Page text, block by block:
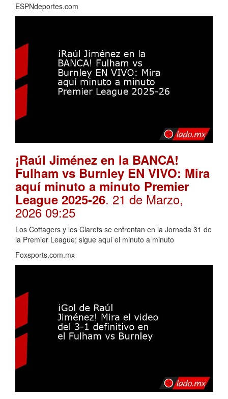
ESPNdeportes.com
¡Raúl Jiménez en la BANCA!
Fulham vs Burnley EN VIVO: Mira
aquí minuto a minuto Premier
League 2025-26. 21 de Marzo,
2026 09:25
Los Cottagers y los Clarets se enfrentan en la Jornada 31 de
la Premier League; sigue aquí el minuto a minuto
Foxsports.com.mx